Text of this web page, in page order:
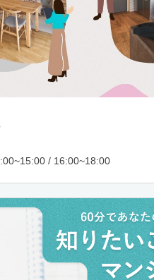
/ 16:00~18:00